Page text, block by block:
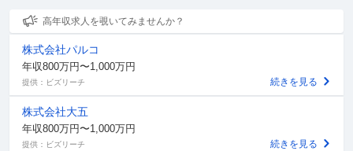
高年収求人を覗いてみませんか？
株式会社パルコ
年収800万円〜1,000万円
提供：ビズリーチ 続きを見る
株式会社大五
年収800万円〜1,000万円
提供：ビズリーチ 続きを見る